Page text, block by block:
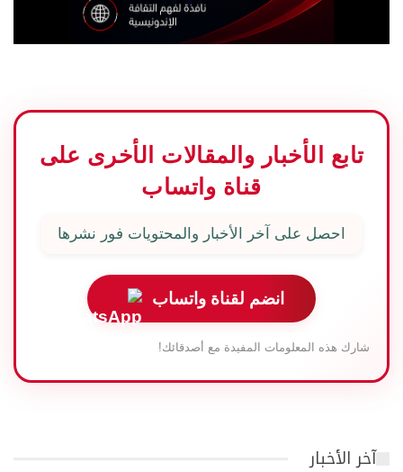
تابع الأخبار والمقالات الأخرى على
قناة واتساب
احصل على آخر الأخبار والمحتويات فور نشرها
انضم لقناة واتساب
شارك هذه المعلومات المفيدة مع أصدقائك!
آخر الأخبار